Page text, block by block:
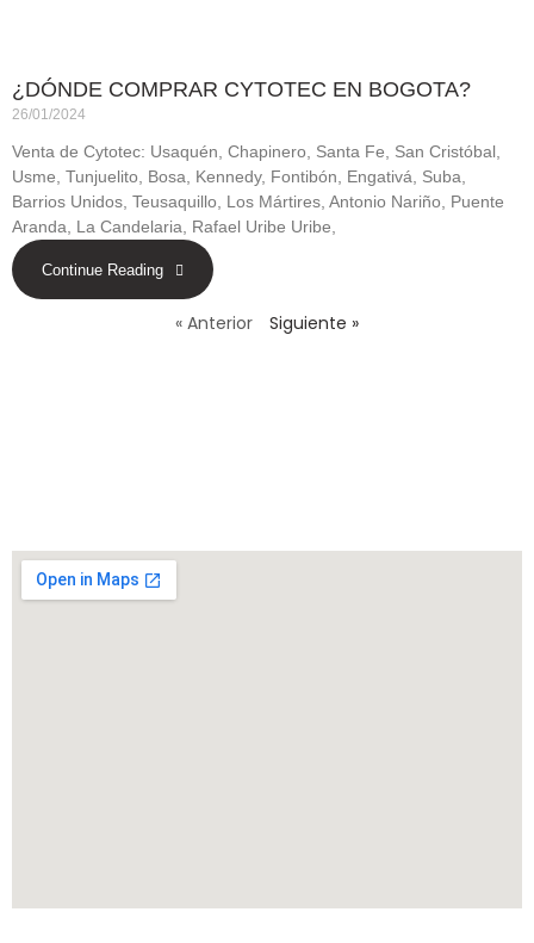
¿DÓNDE COMPRAR CYTOTEC EN BOGOTA?
26/01/2024
Venta de Cytotec: Usaquén, Chapinero, Santa Fe, San Cristóbal,
Usme, Tunjuelito, Bosa, Kennedy, Fontibón, Engativá, Suba,
Barrios Unidos, Teusaquillo, Los Mártires, Antonio Nariño, Puente
Aranda, La Candelaria, Rafael Uribe Uribe,
Continue Reading
« Anterior Siguiente »